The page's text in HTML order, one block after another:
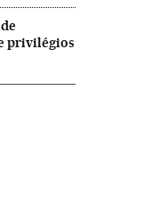
privilégios